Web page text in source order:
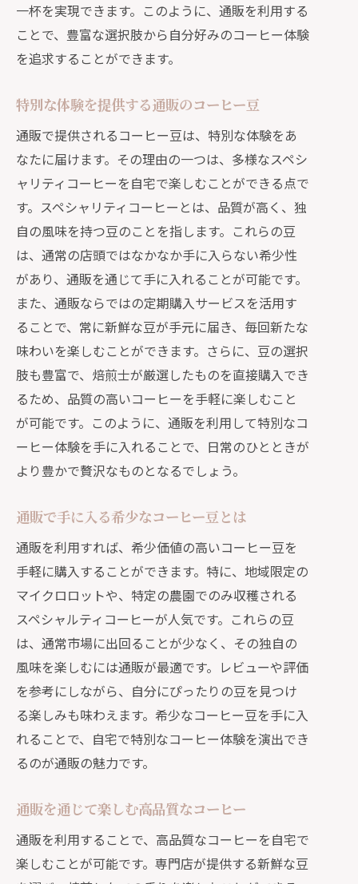
一杯を実現できます。このように、通販を利用する
ことで、豊富な選択肢から自分好みのコーヒー体験
を追求することができます。
特別な体験を提供する通販のコーヒー豆
通販で提供されるコーヒー豆は、特別な体験をあ
なたに届けます。その理由の一つは、多様なスペシ
ャリティコーヒーを自宅で楽しむことができる点で
す。スペシャリティコーヒーとは、品質が高く、独
自の風味を持つ豆のことを指します。これらの豆
は、通常の店頭ではなかなか手に入らない希少性
があり、通販を通じて手に入れることが可能です。
また、通販ならではの定期購入サービスを活用す
ることで、常に新鮮な豆が手元に届き、毎回新たな
味わいを楽しむことができます。さらに、豆の選択
肢も豊富で、焙煎士が厳選したものを直接購入でき
るため、品質の高いコーヒーを手軽に楽しむこと
が可能です。このように、通販を利用して特別なコ
ーヒー体験を手に入れることで、日常のひとときが
より豊かで贅沢なものとなるでしょう。
通販で手に入る希少なコーヒー豆とは
通販を利用すれば、希少価値の高いコーヒー豆を
手軽に購入することができます。特に、地域限定の
マイクロロットや、特定の農園でのみ収穫される
スペシャルティコーヒーが人気です。これらの豆
は、通常市場に出回ることが少なく、その独自の
風味を楽しむには通販が最適です。レビューや評価
を参考にしながら、自分にぴったりの豆を見つけ
る楽しみも味わえます。希少なコーヒー豆を手に入
れることで、自宅で特別なコーヒー体験を演出でき
るのが通販の魅力です。
通販を通じて楽しむ高品質なコーヒー
通販を利用することで、高品質なコーヒーを自宅で
楽しむことが可能です。専門店が提供する新鮮な豆